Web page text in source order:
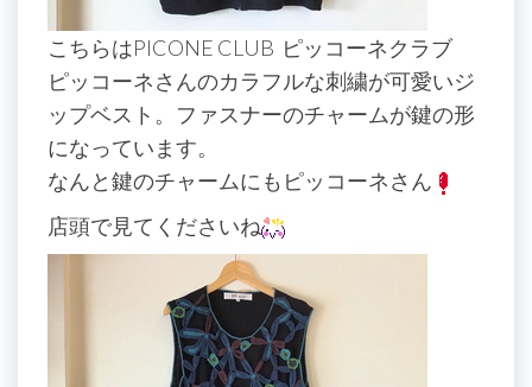
こちらはPICONE CLUB ピッコーネクラブ
ピッコーネさんのカラフルな刺繍が可愛いジ
ップベスト。ファスナーのチャームが鍵の形
になっています。
なんと鍵のチャームにもピッコーネさん
店頭で見てくださいね